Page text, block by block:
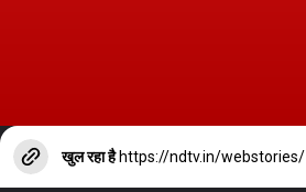
खुल रहा है https://ndtv.in/webstories/